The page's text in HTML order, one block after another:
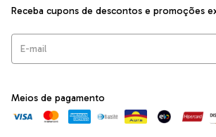
Receba cupons de descontos e promoções
Meios de pagamento